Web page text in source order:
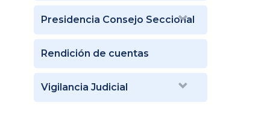
Presidencia Consejo Seccional
Rendición de cuentas
Vigilancia Judicial